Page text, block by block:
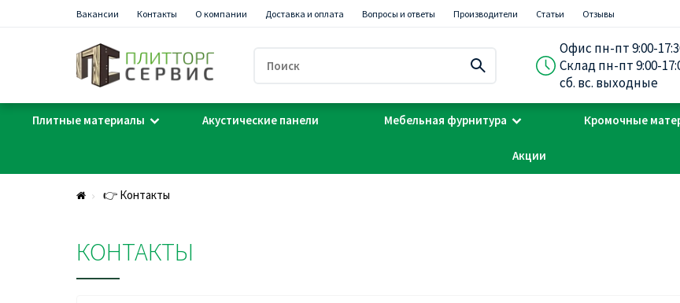
Вакансии Контакты О компании Доставка и оплата Вопросы и ответы Производители Статьи Отзывы
Офис пн-пт 9:00-
Склад пн-пт 9:00-
сб. вс. выходные
Плитные материалы Акустические панели Мебельная фурнитура Кромочные
Акции
👉 Контакты
КОНТАКТЫ